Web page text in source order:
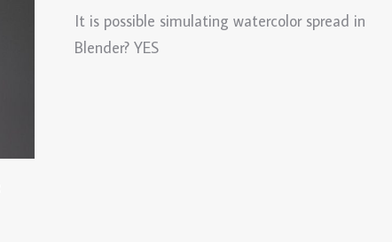
It is possible simulating watercolor spread in
Blender? YES